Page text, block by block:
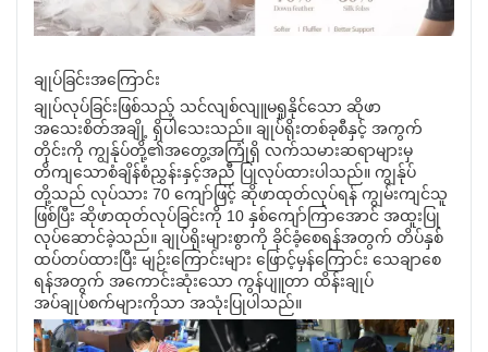
ချုပ်ခြင်းအကြောင်း
ချုပ်လုပ်ခြင်းဖြစ်သည့် သင်လျစ်လျူမရှုနိုင်သော ဆိုဖာ
အသေးစိတ်အချို့ ရှိပါသေးသည်။ ချုပ်ရိုးတစ်ခုစီနှင့် အကွက်
တိုင်းကို ကျွန်ုပ်တို့၏အတွေ့အကြုံရှိ လက်သမားဆရာများမှ
တိကျသောစံချိန်စံညွှန်းနှင့်အညီ ပြုလုပ်ထားပါသည်။ ကျွန်ုပ်
တို့သည် လုပ်သား 70 ကျော်ဖြင့် ဆိုဖာထုတ်လုပ်ရန် ကျွမ်းကျင်သူ
ဖြစ်ပြီး ဆိုဖာထုတ်လုပ်ခြင်းကို 10 နှစ်ကျော်ကြာအောင် အထူးပြု
လုပ်ဆောင်ခဲ့သည်။ ချုပ်ရိုးများစွာကို ခိုင်ခံ့စေရန်အတွက် တိပ်နှစ်
ထပ်တပ်ထားပြီး မျဉ်းကြောင်းများ ဖြောင့်မှန်ကြောင်း သေချာစေ
ရန်အတွက် အကောင်းဆုံးသော ကွန်ပျူတာ ထိန်းချုပ်
အပ်ချုပ်စက်များကိုသာ အသုံးပြုပါသည်။